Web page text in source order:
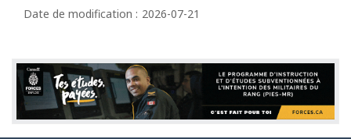
é
a
i
l
s
Date de modification : 2026-07-21